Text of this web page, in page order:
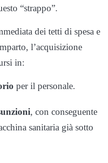
“strappo”.
dei tetti di spesa e
l’acquisizione
in:
per il personale.
, con conseguente
sanitaria già sotto